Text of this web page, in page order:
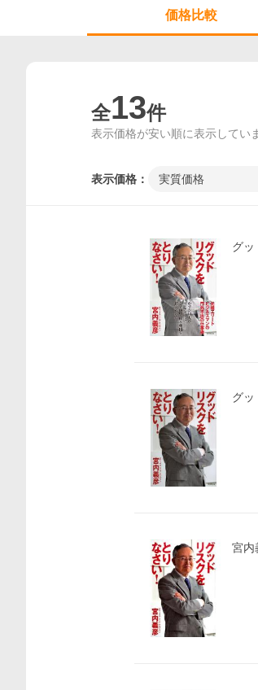
価格比較
全13件
表示価格が安い順に表示してい
表示価格： 実質価格
グッ
グッ
宮内